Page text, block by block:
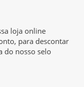
loja online
para descontar
do nosso selo